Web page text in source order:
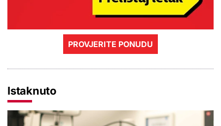
PROVJERITE PONUDU
Istaknuto